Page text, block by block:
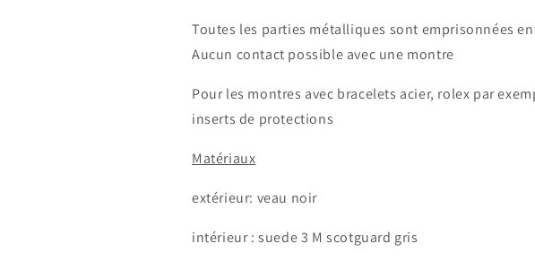
Toutes les parties métalliques sont emprisonnées
Aucun contact possible avec une montre
Pour les montres avec bracelets acier, rolex par
inserts de protections
Matériaux
extérieur: veau noir
intérieur : suede 3 M scotguard gris